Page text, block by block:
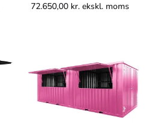
72.650,00 kr. ekskl. moms